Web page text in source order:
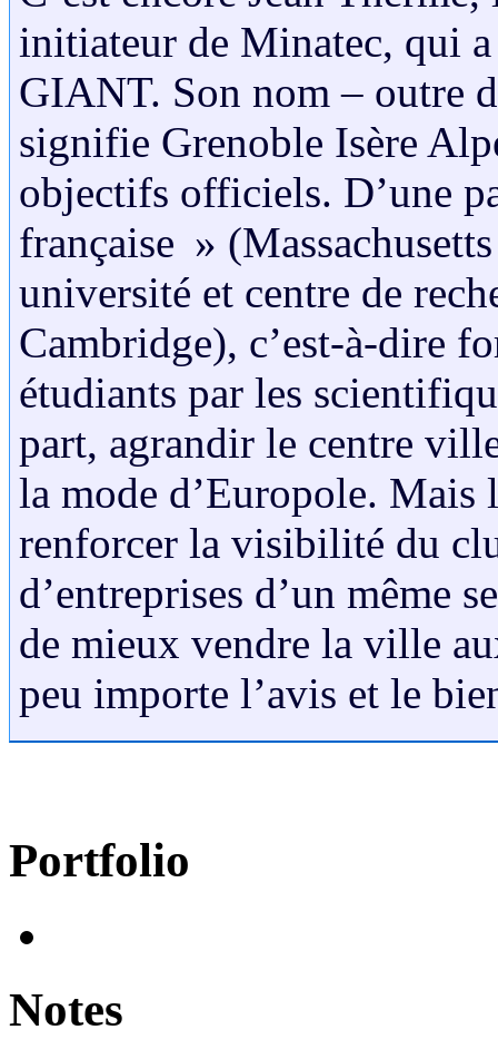
initiateur de Minatec, qui
GIANT. Son nom – outre
signifie Grenoble Isère
objectifs officiels. D’une
française »
université et centre de
Cambridge), c’est-à-dire
étudiants par les
part, agrandir le centre
la mode d’Europole. Mais
renforcer la visibilité du
d’entreprises d’un même
de mieux vendre la ville
peu importe l’avis et le
Portfolio
Notes